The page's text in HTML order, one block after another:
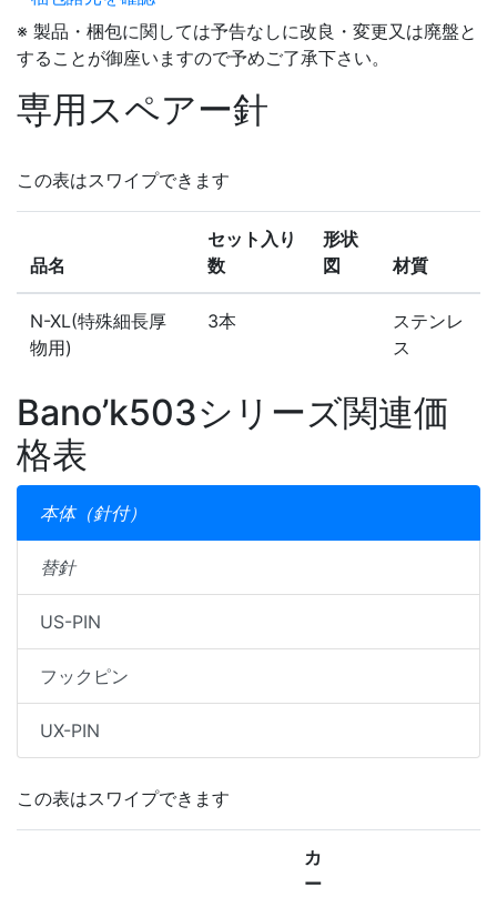
※ 製品・梱包に関しては予告なしに改良・変更又は廃盤と
することが御座いますので予めご了承下さい。
専用スペアー針
この表はスワイプできます
品名
セット入り
数
形状
図
材質
N-XL(特殊細長厚
物用)
3本
ステンレ
ス
Bano’k503シリーズ関連価
格表
本体（針付）
替針
US-PIN
フックピン
UX-PIN
この表はスワイプできます
カ
ー